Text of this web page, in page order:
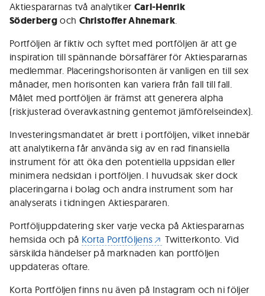
Aktiespararnas två analytiker Carl-Henrik
Söderbergoch Christoffer Ahnemark.
Portföljen är fiktiv och syftet med portföljen är att ge
inspiration till spännande börsaffärer för Aktiespararnas
medlemmar. Placeringshorisonten är vanligen en till sex
månader, men horisonten kan variera från fall till fall.
Målet med portföljen är främst att generera alpha
(riskjusterad överavkastning gentemot jämförelseindex).
Investeringsmandatet är brett i portföljen, vilket innebär
att analytikerna får använda sig av en rad finansiella
instrument för att öka den potentiella uppsidan eller
minimera nedsidan i portföljen. I huvudsak sker dock
placeringarna i bolag och andra instrument som har
analyserats i tidningen Aktiespararen.
Portföljuppdatering sker varje vecka på Aktiespararnas
hemsida och på Korta Portföljens
Twitterkonto. Vid
särskilda händelser på marknaden kan portföljen
uppdateras oftare.
Korta Portföljen finns nu även på Instagram och ni följer